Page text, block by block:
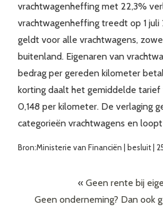
vrachtwagenheffing met 22,3%
vrachtwagenheffing treedt op 1
geldt voor alle vrachtwagens,
buitenland. Eigenaren van
bedrag per gereden kilometer
korting daalt het gemiddelde tarief
0,148 per kilometer. De verlaging
categorieën vrachtwagens en
Bron:Ministerie van Financiën | besluit |
« Geen rente bij
Geen onderneming? Dan ook